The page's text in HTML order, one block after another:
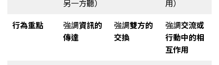
另一方聽）
用）
行為重點
強調資訊的
傳達
強調雙方的
交換
強調交流或
行動中的相
互作用